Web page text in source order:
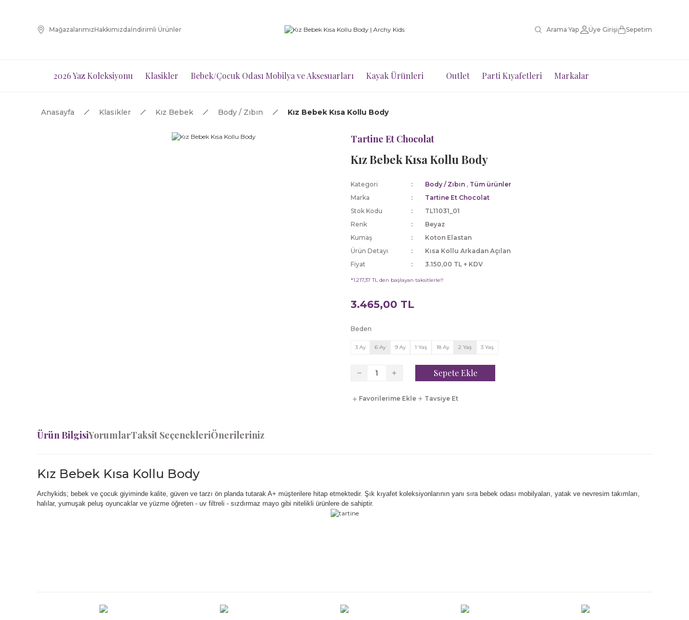
MağazalarımızHakkımızdaİndirimli Ürünler Üye Girişi Sepetim
2026 Yaz Koleksiyonu Klasikler Bebek/Çocuk Odası Mobilya ve Aksesuarları Kayak Ürünleri Outlet Parti Kıyafetleri Markalar
Anasayfa Klasikler Kız Bebek Body / Zıbın Kız Bebek Kısa Kollu Body
Tartine Et Chocolat
Kız Bebek Kısa Kollu Body
Kategori Body / Zıbın , Tüm ürünler
Marka
Tartine Et Chocolat
Stok Kodu
TL11031_01
Renk
Beyaz
Kumaş
Koton Elastan
Ürün Detayı
Kısa Kollu Arkadan Açılan
Fiyat
3.150,00 TL + KDV
*1.217,37 TL den başlayan taksitlerle!!
3.465,00 TL
Beden
3 Ay 6 Ay 9 Ay 1 Yaş 18 Ay 2 Yaş 3 Yaş
Sepete Ekle
Tavsiye Et
Ürün BilgisiYorumlarTaksit SeçenekleriÖnerileriniz
Kız Bebek Kısa Kollu Body
Archykids; bebek ve çocuk giyiminde kalite, güven ve tarzı ön planda tutarak A+ müşterilere hitap etmektedir. Şık kıyafet koleksiyonlarının yanı sıra bebek odası mobilyaları, yatak ve nevresim takımları,
halılar, yumuşak peluş oyuncaklar ve yüzme öğreten - uv filtreli - sızdırmaz mayo gibi nitelikli ürünlere de sahiptir.
Ürün fiyatı diğer sitelerden daha pahalı.